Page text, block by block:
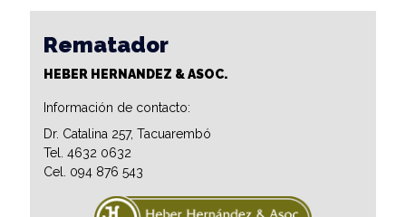
Rematador
HEBER HERNANDEZ & ASOC.
Información de contacto:
Dr. Catalina 257, Tacuarembó
Tel. 4632 0632
Cel. 094 876 543